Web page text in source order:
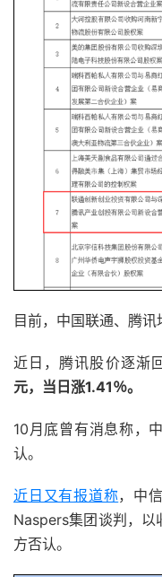
目前，中国联通、腾讯
近日，腾讯股价逐渐
元，当日涨1.41％。
10月底曾有消息称，
认。
近日又有报道称，中
Naspers集团谈判，以
方否认。